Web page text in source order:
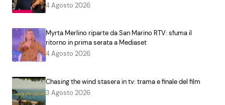
4 Agosto 2026
Myrta Merlino riparte da San Marino RTV: sfuma il
ritorno in prima serata a Mediaset
4 Agosto 2026
Chasing the wind stasera in tv: trama e finale del film
3 Agosto 2026